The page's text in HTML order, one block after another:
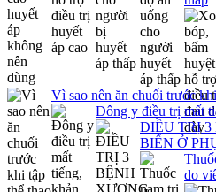
Vì sao nên ăn chuối trước
Đông y điều trị mất
ĐIỀU TRỊ 3
BIẾN Ở
do